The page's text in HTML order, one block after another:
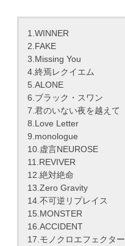
1.WINNER
2.FAKE
3.Missing You
4.終焉レクイエム
5.ALONE
6.ブラック・スワン
7.君のいない夜を越えて
8.Love Letter
9.monologue
10.虚言NEUROSE
11.REVIVER
12.絶対絶命
13.Zero Gravity
14.不可逆リプレイス
15.MONSTER
16.ACCIDENT
17.モノクロエフェクター